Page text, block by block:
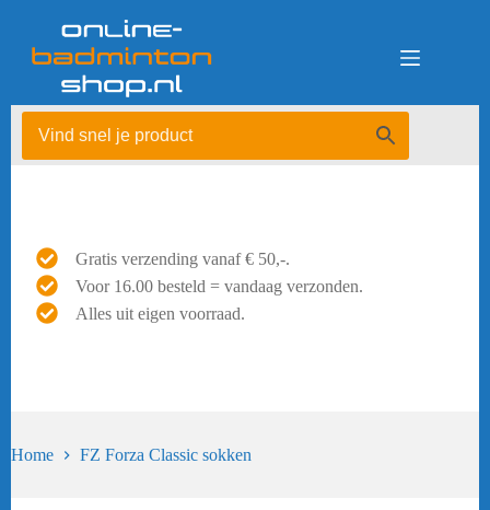
Gratis verzending vanaf € 50,-.
Voor 16.00 besteld = vandaag verzonden.
Alles uit eigen voorraad.
Home FZ Forza Classic sokken